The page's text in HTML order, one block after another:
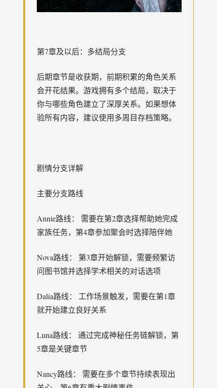
第7章及以后：多结局分支
后期章节是收获期，前期积累的角色关系
会开花结果。游戏拥有多个结局，取决于
你与哪些角色建立了深厚关系。如果想体
验所有内容，建议使用多周目存档策略。
剧情分支详解
主要分支路线
Annie路线： 需要在第2章选择帮助她完成
家族任务，第4章参加聚会时选择陪伴她
Nova路线： 第3章开始解锁，需要频繁访
问图书馆并选择学术相关的对话选项
Dalia路线： 工作场景触发，需要在第1章
就开始建立良好关系
Luna路线： 通过完成神秘任务链解锁，第
5章是关键章节
Nancy路线： 需要在多个章节持续表现出